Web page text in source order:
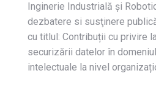
Inginerie Industrială și
dezbatere si susţinere
cu titlul: Contribuții cu privire
securizării datelor în
intelectuale la nivel